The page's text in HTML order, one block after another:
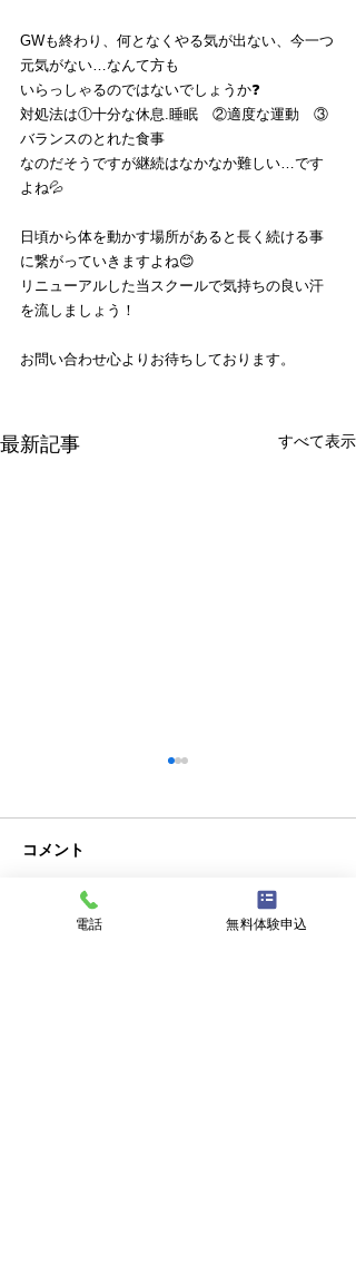
GWも終わり、何となくやる気が出ない、今一つ
元気がない…なんて方も
いらっしゃるのではないでしょうか❓
対処法は①十分な休息.睡眠　②適度な運動　③
バランスのとれた食事
なのだそうですが継続はなかなか難しい…です
よね💦
日頃から体を動かす場所があると長く続ける事
に繋がっていきますよね😊
リニューアルした当スクールで気持ちの良い汗
を流しましょう！
お問い合わせ心よりお待ちしております。
最新記事 すべて表示
私事ですが…✌️
コメント
コメントを追加…
電話 無料体験申込